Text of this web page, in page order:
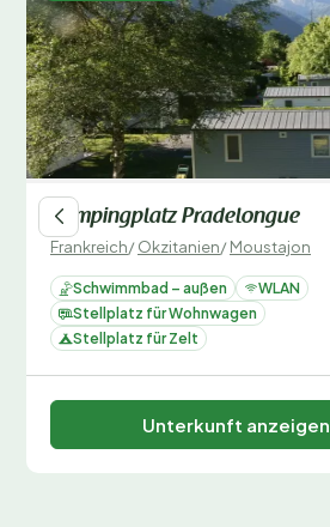
Campingplatz Pradelongue
Frankreich/Okzitanien/Moustajon
Schwimmbad – außen
WLAN
Stellplatz für Wohnwagen
Stellplatz für Zelt
Unterkunft anzeigen